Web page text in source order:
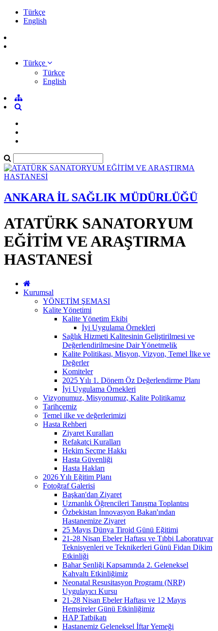
Türkçe
English
Türkçe
Türkçe
English
ANKARA İL SAĞLIK MÜDÜRLÜĞÜ
ATATÜRK SANATORYUM
EĞİTİM VE ARAŞTIRMA
HASTANESİ
Kurumsal
YÖNETİM ŞEMASI
Kalite Yönetimi
Kalite Yönetim Ekibi
İyi Uygulama Örnekleri
Sağlık Hizmeti Kalitesinin Geliştirilmesi ve
Değerlendirilmesine Dair Yönetmelik
Kalite Politikası, Misyon, Vizyon, Temel İlke ve
Değerler
Komiteler
2025 Yılı 1. Dönem Öz Değerlendirme Planı
İyi Uygulama Örnekleri
Vizyonumuz, Misyonumuz, Kalite Politikamız
Tarihçemiz
Temel ilke ve değerlerimizi
Hasta Rehberi
Ziyaret Kuralları
Refakatçi Kuralları
Hekim Seçme Hakkı
Hasta Güvenliği
Hasta Hakları
2026 Yılı Eğitim Planı
Fotoğraf Galerisi
Başkan'dan Ziyaret
Uzmanlık Öğrencileri Tanışma Toplantısı
Özbekistan İnnovasyon Bakan'ından
Hastanemize Ziyaret
25 Mayıs Dünya Tiroid Günü Eğitimi
21-28 Nisan Ebeler Haftası ve Tıbbi Laboratuvar
Teknisyenleri ve Teknikerleri Günü Fidan Dikim
Etkinliği
Bahar Şenliği Kapsamında 2. Geleneksel
Kahvaltı Etkinliğimiz
Neonatal Resusitasyon Programı (NRP)
Uygulayıcı Kursu
21-28 Nisan Ebeler Haftası ve 12 Mayıs
Hemşireler Günü Etkinliğimiz
HAP Tatbikatı
Hastanemiz Geleneksel İftar Yemeği